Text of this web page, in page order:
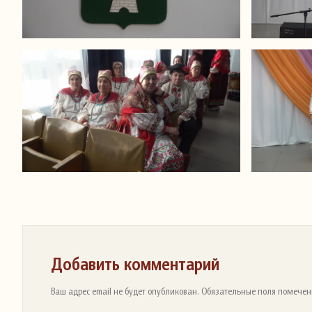
Добавить комментарий
Ваш адрес email не будет опубликован. Обязательные поля